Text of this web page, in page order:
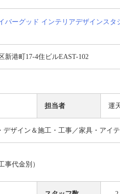
バーグッド インテリアデザインスタ
新港町17-4住ビルEAST-102
担当者 運
デザイン＆施工・工事／家具・アイ
事代金別）